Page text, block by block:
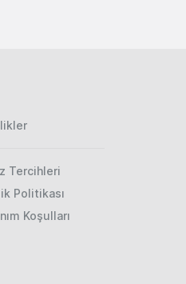
Tercihleri
Politikası
Koşulları